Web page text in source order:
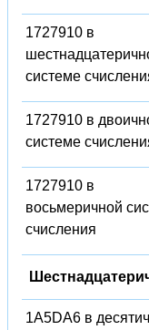
1727910 в
системе
1727910 в
системе
1727910 в
восьмеричной
счисления
1A5DA6 в